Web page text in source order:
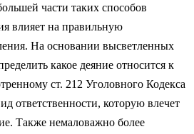
части таких способов
влияет на правильную
На основании высветленных
какое деяние относится к
ст. 212 Уголовного Кодекса
ответственности, которую влечет
Также немаловажно более